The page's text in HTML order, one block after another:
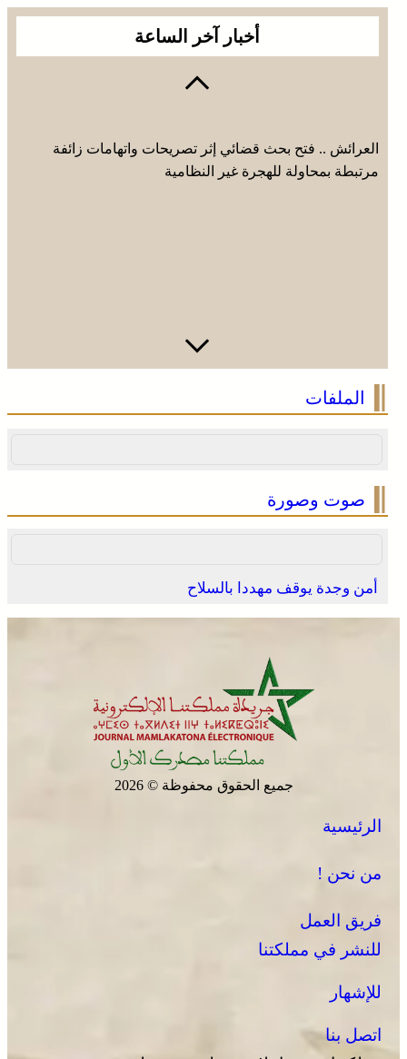
أخبار آخر الساعة
العرائش .. فتح بحث قضائي إثر تصريحات واتهامات زائفة
مرتبطة بمحاولة للهجرة غير النظامية
الملفات
صوت وصورة
أمن وجدة يوقف مهددا بالسلاح
جميع الحقوق محفوظة © 2026
الرئيسية
من نحن !
فريق العمل
للنشر في مملكتنا
للإشهار
اتصل بنا